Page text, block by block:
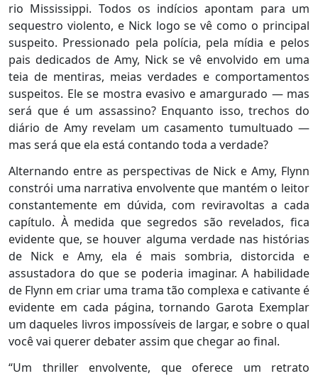
rio Mississippi. Todos os indícios apontam para um
sequestro violento, e Nick logo se vê como o principal
suspeito. Pressionado pela polícia, pela mídia e pelos
pais dedicados de Amy, Nick se vê envolvido em uma
teia de mentiras, meias verdades e comportamentos
suspeitos. Ele se mostra evasivo e amargurado — mas
será que é um assassino? Enquanto isso, trechos do
diário de Amy revelam um casamento tumultuado —
mas será que ela está contando toda a verdade?
Alternando entre as perspectivas de Nick e Amy, Flynn
constrói uma narrativa envolvente que mantém o leitor
constantemente em dúvida, com reviravoltas a cada
capítulo. À medida que segredos são revelados, fica
evidente que, se houver alguma verdade nas histórias
de Nick e Amy, ela é mais sombria, distorcida e
assustadora do que se poderia imaginar. A habilidade
de Flynn em criar uma trama tão complexa e cativante é
evidente em cada página, tornando Garota Exemplar
um daqueles livros impossíveis de largar, e sobre o qual
você vai querer debater assim que chegar ao final.
“Um thriller envolvente, que oferece um retrato